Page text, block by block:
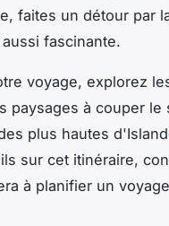
faites un détour par
fascinante.
voyage, explorez
paysages à couper le
plus hautes
sur cet itinéraire,
à planifier un